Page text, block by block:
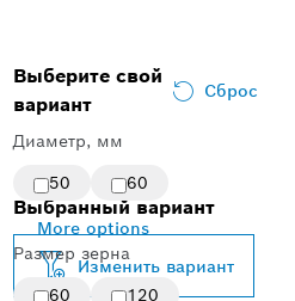
Выберите свой
вариант
Сброс
Диаметр, мм
50
60
More options
Размер зерна
60
120
Выбранный вариант
Изменить вариант